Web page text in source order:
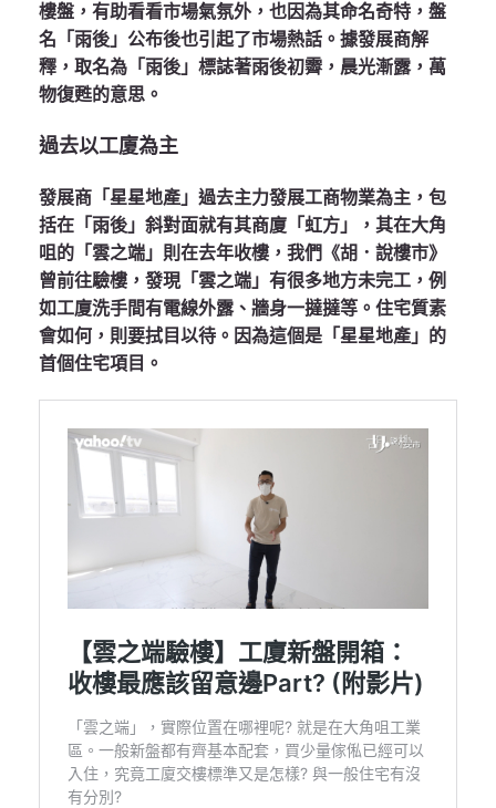
樓盤，有助看看市場氣氛外，也因為其命名奇特，盤
名「雨後」公布後也引起了市場熱話。據發展商解
釋，取名為「雨後」標誌著雨後初霽，晨光漸露，萬
物復甦的意思。
過去以工廈為主
發展商「星星地產」過去主力發展工商物業為主，包
括在「雨後」斜對面就有其商廈「虹方」，其在大角
咀的「雲之端」則在去年收樓，我們《胡．說樓市》
曾前往驗樓，發現「雲之端」有很多地方未完工，例
如工廈洗手間有電線外露、牆身一撻撻等。住宅質素
會如何，則要拭目以待。因為這個是「星星地產」的
首個住宅項目。